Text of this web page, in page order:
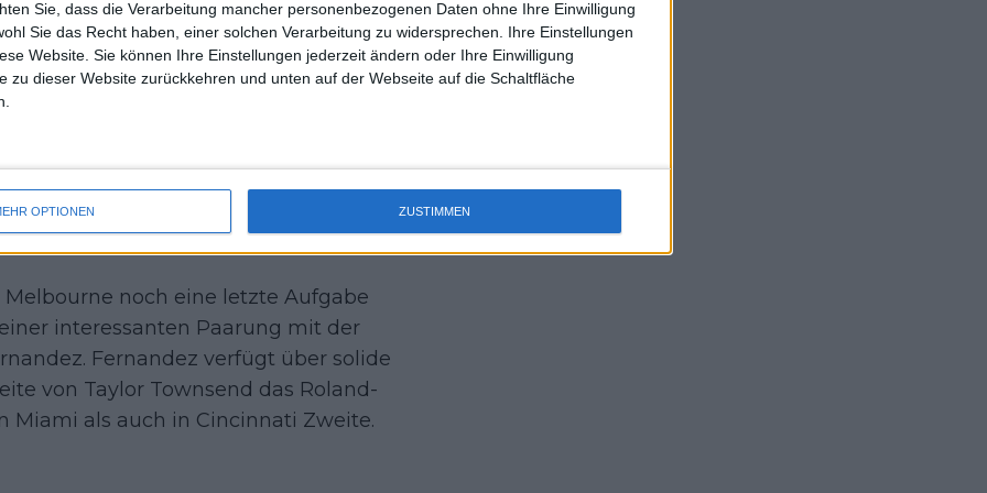
Sie, dass die Verarbeitung mancher personenbezogenen Daten ohne Ihre Einwilligung
Sie das Recht haben, einer solchen Verarbeitung zu widersprechen. Ihre Einstellungen
Website. Sie können Ihre Einstellungen jederzeit ändern oder Ihre Einwilligung
zu dieser Website zurückkehren und unten auf der Webseite auf die Schaltfläche
OPTIONEN ZUSTIMMEN
dass er es verdient“ –
das Australian-Open-
verdienten Wawrinka
Kokkinakis und das Match lief
einen seiner charakteristischen
Platz hinterließ.
noch eine letzte Aufgabe
interessanten Paarung mit der
Fernandez verfügt über solide
von Taylor Townsend das Roland-
Miami als auch in Cincinnati Zweite.
uss J-L-Struff wahrscheinlich morge 3 Spiele absolvieren (2.
mal Einzel 1x Doppel) dank der hervorragenden Unterstützung
des Kommentators für F-A-A